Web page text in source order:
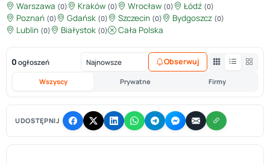
Warszawa (0) Kraków (0) Wrocław (0) Łódź (0)
Poznań (0) Gdańsk (0) Szczecin (0) Bydgoszcz (0)
Lublin (0) Białystok (0) Cała Polska
0 ogłoszeń
Wszyscy Prywatne Firmy
Obserwuj
UDOSTĘPNIJ